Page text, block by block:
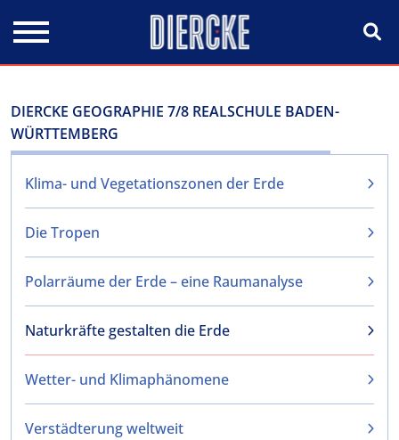
DIERCKE GEOGRAPHIE 7/8 REALSCHULE BADEN-
WÜRTTEMBERG
Klima- und Vegetationszonen der Erde
Die Tropen
Polarräume der Erde – eine Raumanalyse
Naturkräfte gestalten die Erde
Wetter- und Klimaphänomene
Verstädterung weltweit